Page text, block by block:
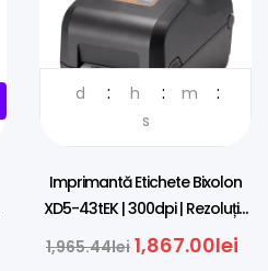
DISTRIBUITOR OFICIAL IN
d h
m
s
Imprimantă Etichete Bixolon
XD5-43tEK | 300dpi | Rezoluție
Înaltă | Ethernet, USB | Ribon
1,965.44lei 1,867.00lei